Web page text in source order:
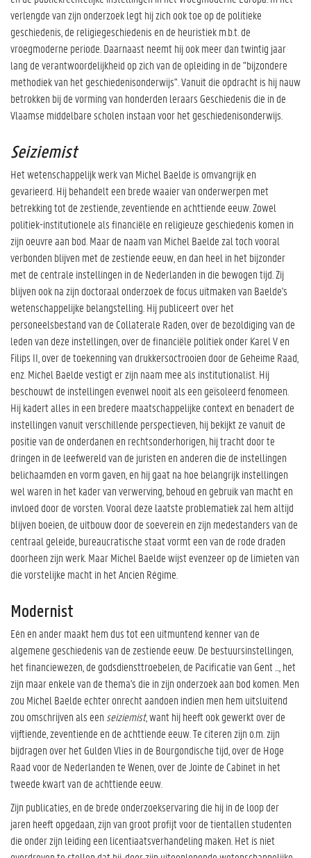
verlengde van zijn onderzoek legt hij zich ook toe op de politieke
geschiedenis, de religiegeschiedenis en de heuristiek m.b.t. de
vroegmoderne periode. Daarnaast neemt hij ook meer dan twintig jaar
lang de verantwoordelijkheid op zich van de opleiding in de "bijzondere
methodiek van het geschiedenisonderwijs". Vanuit die opdracht is hij nauw
betrokken bij de vorming van honderden leraars Geschiedenis die in de
Vlaamse middelbare scholen instaan voor het geschiedenisonderwijs.
Seiziemist
Het wetenschappelijk werk van Michel Baelde is omvangrijk en
gevarieerd. Hij behandelt een brede waaier van onderwerpen met
betrekking tot de zestiende, zeventiende en achttiende eeuw. Zowel
politiek-institutionele als financiële en religieuze geschiedenis komen in
zijn oeuvre aan bod. Maar de naam van Michel Baelde zal toch vooral
verbonden blijven met de zestiende eeuw, en dan heel in het bijzonder
met de centrale instellingen in de Nederlanden in die bewogen tijd. Zij
blijven ook na zijn doctoraal onderzoek de focus uitmaken van Baelde's
wetenschappelijke belangstelling. Hij publiceert over het
personeelsbestand van de Collaterale Raden, over de bezoldiging van de
leden van deze instellingen, over de financiële politiek onder Karel V en
Filips II, over de toekenning van drukkersoctrooien door de Geheime Raad,
enz. Michel Baelde vestigt er zijn naam mee als institutionalist. Hij
beschouwt de instellingen evenwel nooit als een geïsoleerd fenomeen.
Hij kadert alles in een bredere maatschappelijke context en benadert de
instellingen vanuit verschillende perspectieven, hij bekijkt ze vanuit de
positie van de onderdanen en rechtsonderhorigen, hij tracht door te
dringen in de leefwereld van de juristen en anderen die de instellingen
belichaamden en vorm gaven, en hij gaat na hoe belangrijk instellingen
wel waren in het kader van verwerving, behoud en gebruik van macht en
invloed door de vorsten. Vooral deze laatste problematiek zal hem altijd
blijven boeien, de uitbouw door de soeverein en zijn medestanders van de
centraal geleide, bureaucratische staat vormt een van de rode draden
doorheen zijn werk. Maar Michel Baelde wijst evenzeer op de limieten van
die vorstelijke macht in het Ancien Régime.
Modernist
Eén en ander maakt hem dus tot een uitmuntend kenner van de
algemene geschiedenis van de zestiende eeuw. De bestuursinstellingen,
het financiewezen, de godsdiensttroebelen, de Pacificatie van Gent ..., het
zijn maar enkele van de thema's die in zijn onderzoek aan bod komen. Men
zou Michel Baelde echter onrecht aandoen indien men hem uitsluitend
zou omschrijven als een seiziemist, want hij heeft ook gewerkt over de
vijftiende, zeventiende en de achttiende eeuw. Te citeren zijn o.m. zijn
bijdragen over het Gulden Vlies in de Bourgondische tijd, over de Hoge
Raad voor de Nederlanden te Wenen, over de Jointe de Cabinet in het
tweede kwart van de achttiende eeuw.
Zijn publicaties, en de brede onderzoekservaring die hij in de loop der
jaren heeft opgedaan, zijn van groot profijt voor de tientallen studenten
die onder zijn leiding een licentiaatsverhandeling maken. Het is niet